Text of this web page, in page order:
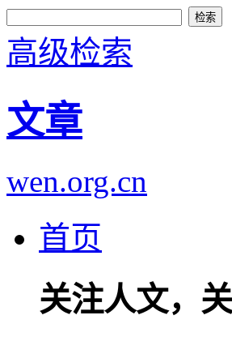
高级检索
文章
wen.org.cn
首页
关注人文，